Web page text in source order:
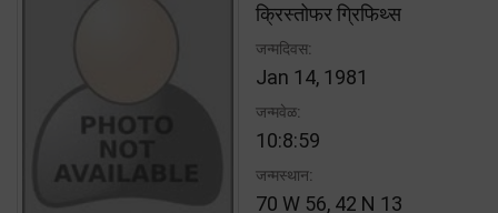
क्रिस्तोफर ग्रिफिथ्स
जन्मदिवस:
Jan 14, 1981
जन्मवेळ:
10:8:59
जन्मस्थान:
70 W 56, 42 N 13